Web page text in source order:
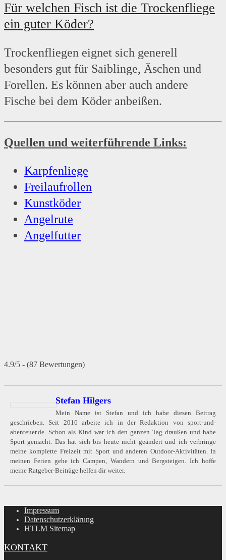
Für welchen Fisch ist die Trockenfliege
ein guter Köder?
Trockenfliegen eignet sich generell
besonders gut für Saiblinge, Äschen und
Forellen. Es können aber auch andere
Fische bei dem Köder anbeißen.
Quellen und weiterführende Links:
Karpfenliege
Freilaufrollen
Kunstköder
Angelrute
Angelfutter
4.9/5 - (87 Bewertungen)
Stefan Hilgers
Mein Name ist Stefan und ich habe diesen Beitrag
geschrieben. Seit 2016 arbeite ich in der Redaktion von sport-und-
abenteuer.de. Schon als Kind war ich den ganzen Tag draußen und habe
Sport gemacht. Das hat sich bis heute nicht geändert und ich verbringe
meine komplette Freizeit mit Sport und anderen Outdoor-Aktivitäten. In
meinen Ferien gehe ich Campen, Wandern und Bergsteigen. Ich hoffe
meine Ratgeber-Beiträge helfen dir weiter.
Impressum
Datenschutzerklärung
HTLM Sitemap
KONTAKT